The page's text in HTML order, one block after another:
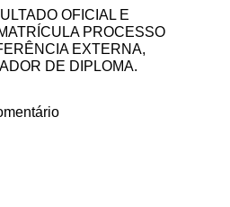
OFICIAL E
PROCESSO
EXTERNA,
DE DIPLOMA.